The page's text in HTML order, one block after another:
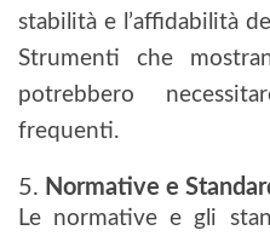
stabilità e l’affidabilità
Strumenti che
potrebbero
frequenti.
5. Normative e
Le normative e gli